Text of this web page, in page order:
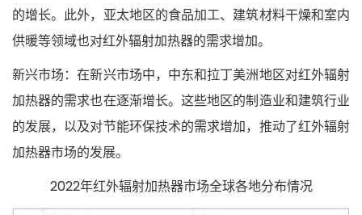
的增长。此外，亚太地区的食品加工、建筑材料干燥和室内
供暖等领域也对红外辐射加热器的需求增加。
新兴市场：在新兴市场中，中东和拉丁美洲地区对红外辐射
加热器的需求也在逐渐增长。这些地区的制造业和建筑行业
的发展，以及对节能环保技术的需求增加，推动了红外辐射
加热器市场的发展。
2022年红外辐射加热器市场全球各地分布情况